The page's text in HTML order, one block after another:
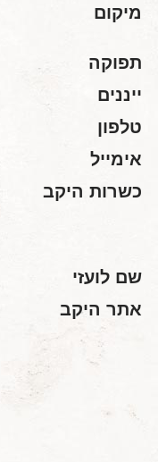
מיקום
תפוקה
ייננים
טלפון
אימייל
כשרות היקב
שם לועזי
אתר היקב